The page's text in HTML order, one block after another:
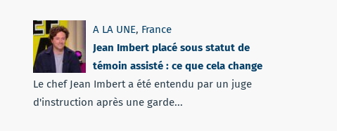
A LA UNE, France
Jean Imbert placé sous statut de
témoin assisté : ce que cela change
Le chef Jean Imbert a été entendu par un juge
d'instruction après une garde...